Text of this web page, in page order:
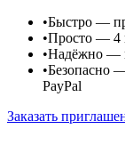
•Быстро —
•Просто — 4
•Надёжно —
•Безопасно —
PayPal
Заказать